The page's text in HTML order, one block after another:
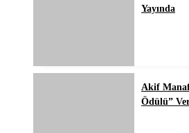
Yayında
Akif
Ödülü”